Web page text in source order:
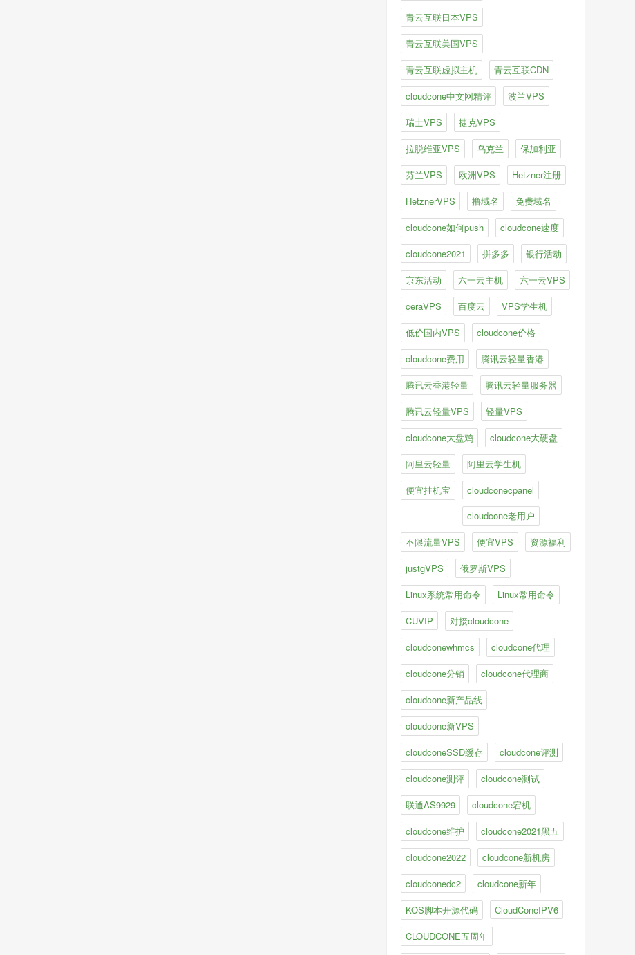
青云互联日本VPS
青云互联美国VPS
青云互联虚拟主机
青云互联CDN
cloudcone中文网精评
波兰VPS
瑞士VPS
捷克VPS
拉脱维亚VPS
乌克兰
保加利亚
芬兰VPS
欧洲VPS
Hetzner注册
HetznerVPS
撸域名
免费域名
cloudcone如何push
cloudcone速度
cloudcone2021
拼多多
银行活动
京东活动
六一云主机
六一云VPS
ceraVPS
百度云
VPS学生机
低价国内VPS
cloudcone价格
cloudcone费用
腾讯云轻量香港
腾讯云香港轻量
腾讯云轻量服务器
腾讯云轻量VPS
轻量VPS
cloudcone大盘鸡
cloudcone大硬盘
阿里云轻量
阿里云学生机
便宜挂机宝
cloudconecpanel
cloudcone老用户
不限流量VPS
便宜VPS
资源福利
justgVPS
俄罗斯VPS
Linux系统常用命令
Linux常用命令
CUVIP
对接cloudcone
cloudconewhmcs
cloudcone代理
cloudcone分销
cloudcone代理商
cloudcone新产品线
cloudcone新VPS
cloudconeSSD缓存
cloudcone评测
cloudcone测评
cloudcone测试
联通AS9929
cloudcone宕机
cloudcone维护
cloudcone2021黑五
cloudcone2022
cloudcone新机房
cloudconedc2
cloudcone新年
KOS脚本开源代码
CloudConeIPV6
CLOUDCONE五周年